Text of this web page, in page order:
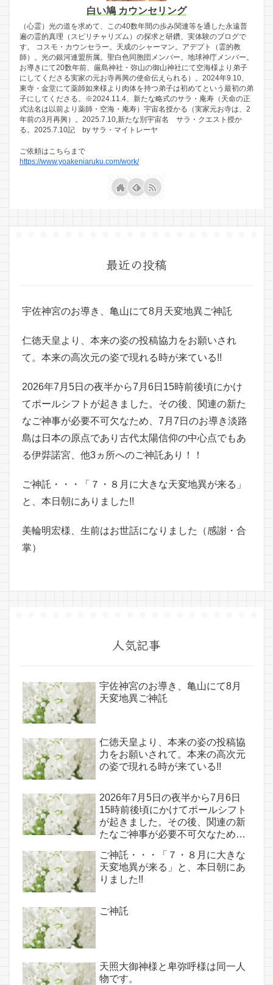
白い鳩 カウンセリング
（心霊）光の道を求めて、この40数年間の歩み関連等を通した永遠普
遍の霊的真理（スピリチャリズム）の探求と研鑽、実体験のブログで
す。 コスモ・カウンセラー。天成のシャーマン。アデプト（霊的教
師）。光の銀河連盟所属。聖白色同胞団メンバー。地球神庁メンバー。
お導きにて20数年前、厳島神社・弥山の御山神社にて空海様より弟子
にしてくださる実家の元お寺再興の使命伝えられる）。2024年9.10、
東寺・金堂にて薬師如来様より肉体を持つ弟子は初めてという最初の弟
子にしてくださる。※2024.11.4、新たな略式のサラ・庵寿（天命の正
式法名は以前より薬師・空海・庵寿）宇宙名授かる（実家元お寺は、2
年前の3月再興）。2025.7.10,新たな別宇宙名 サラ・クエスト授か
る。2025.7.10記 by サラ・マイトレーヤ
ご依頼はこちらまで
https://www.yoakeniaruku.com/work/
最近の投稿
宇佐神宮のお導き、亀山にて8月天変地異ご神託
仁徳天皇より、本来の姿の投稿協力をお願いされ
て。本来の高次元の姿で現れる時が来ている!!
2026年7月5日の夜半から7月6日15時前後頃にかけ
てポールシフトが起きました。その後、関連の新た
なご神事が必要不可欠なため、7月7日のお導き淡路
島は日本の原点であり古代太陽信仰の中心点でもあ
る伊弉諾宮、他3ヵ所へのご神託あり！！
ご神託・・・「７・８月に大きな天変地異が来る」
と、本日朝にありました!!
美輪明宏様、生前はお世話になりました（感謝・合
掌）
人気記事
宇佐神宮のお導き、亀山にて8月
天変地異ご神託
仁徳天皇より、本来の姿の投稿協
力をお願いされて。本来の高次元
の姿で現れる時が来ている!!
2026年7月5日の夜半から7月6日
15時前後頃にかけてポールシフト
が起きました。その後、関連の新
たなご神事が必要不可欠なため、
点であり古代太陽信仰の中心点で
もある伊弉諾宮、他3ヵ所へのご
神託あり！！
ご神託・・・「７・８月に大きな
天変地異が来る」と、本日朝にあ
りました!!
ご神託
天照大御神様と卑弥呼様は同一人
物です。